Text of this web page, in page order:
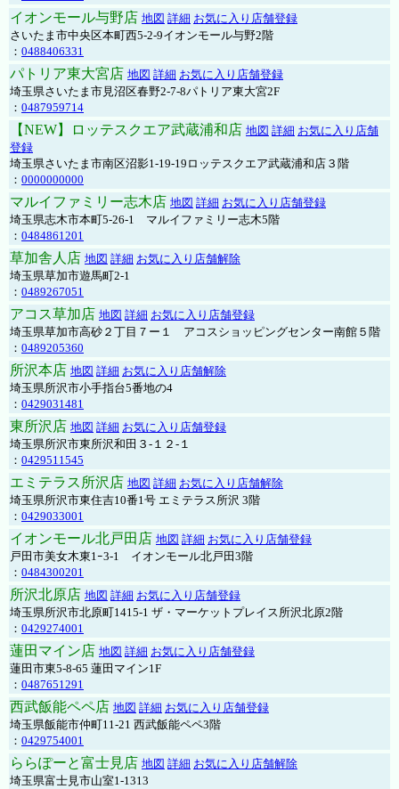
イオンモール与野店 地図 詳細 お気に入り店舗登録
さいたま市中央区本町西5-2-9イオンモール与野2階
： 0488406331
パトリア東大宮店 地図 詳細 お気に入り店舗登録
埼玉県さいたま市見沼区春野2-7-8パトリア東大宮2F
： 0487959714
【NEW】ロッテスクエア武蔵浦和店 地図 詳細 お気に入り店舗
登録
埼玉県さいたま市南区沼影1-19-19ロッテスクエア武蔵浦和店３階
： 0000000000
マルイファミリー志木店 地図 詳細 お気に入り店舗登録
埼玉県志木市本町5-26-1 マルイファミリー志木5階
： 0484861201
草加舎人店 地図 詳細 お気に入り店舗解除
埼玉県草加市遊馬町2-1
： 0489267051
アコス草加店 地図 詳細 お気に入り店舗登録
埼玉県草加市高砂２丁目７ー１ アコスショッピングセンター南館５階
： 0489205360
所沢本店 地図 詳細 お気に入り店舗解除
埼玉県所沢市小手指台5番地の4
： 0429031481
東所沢店 地図 詳細 お気に入り店舗登録
埼玉県所沢市東所沢和田３-１２-１
： 0429511545
エミテラス所沢店 地図 詳細 お気に入り店舗解除
埼玉県所沢市東住吉10番1号 エミテラス所沢 3階
： 0429033001
イオンモール北戸田店 地図 詳細 お気に入り店舗登録
戸田市美女木東1ｰ3‐1 イオンモール北戸田3階
： 0484300201
所沢北原店 地図 詳細 お気に入り店舗登録
埼玉県所沢市北原町1415-1 ザ・マーケットプレイス所沢北原2階
： 0429274001
蓮田マイン店 地図 詳細 お気に入り店舗登録
蓮田市東5-8-65 蓮田マイン1F
： 0487651291
西武飯能ペペ店 地図 詳細 お気に入り店舗登録
埼玉県飯能市仲町11-21 西武飯能ペペ3階
： 0429754001
ららぽーと富士見店 地図 詳細 お気に入り店舗解除
埼玉県富士見市山室1-1313